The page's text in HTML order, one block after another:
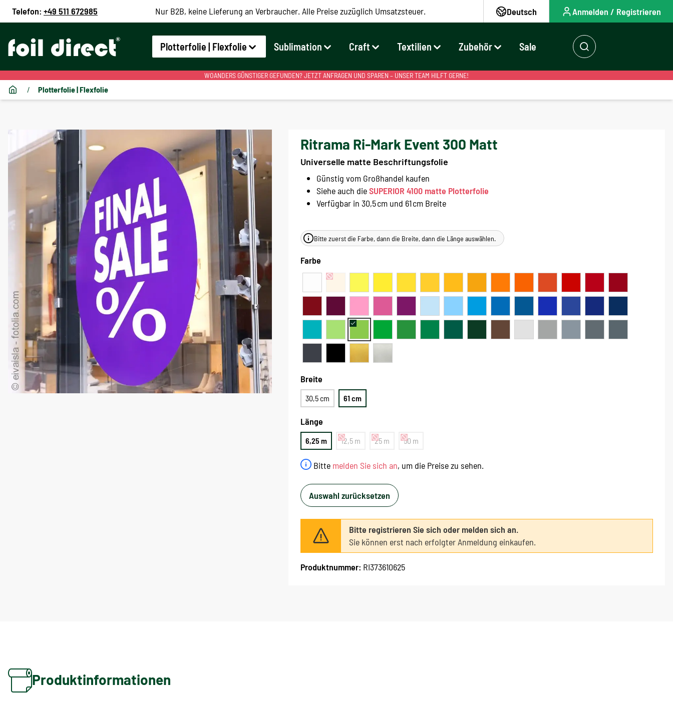
Telefon: +49 511 672985 Nur B2B, keine Lieferung an Verbraucher. Alle Preise zuzüglich Umsatzsteuer. Deutsch Anmelden / Registrieren
Plotterfolie | Flexfolie Sublimation Craft Textilien Zubehör Sale
WOANDERS GÜNSTIGER GEFUNDEN? JETZT ANFRAGEN UND SPAREN – UNSER TEAM HILFT GERNE!
/ Plotterfolie | Flexfolie
Ritrama Ri-Mark Event 300 Matt
Universelle matte Beschriftungsfolie
Günstig vom Großhandel kaufen
Siehe auch dieSUPERIOR 4100 matte Plotterfolie
Verfügbar in 30,5 cm und 61 cm Breite
Bitte melden Sie sich an, um die Preise zu sehen.
Bitte zuerst die Farbe, dann die Breite, dann die Länge auswählen.
Farbe
Breite
30,5 cm 61 cm
Länge
6,25 m 12,5 m 25 m 50 m
Auswahl zurücksetzen
Bitte registrieren Sie sich oder melden sich an.
Sie können erst nach erfolgter Anmeldung einkaufen.
Produktnummer: RI373610625
Produktinformationen